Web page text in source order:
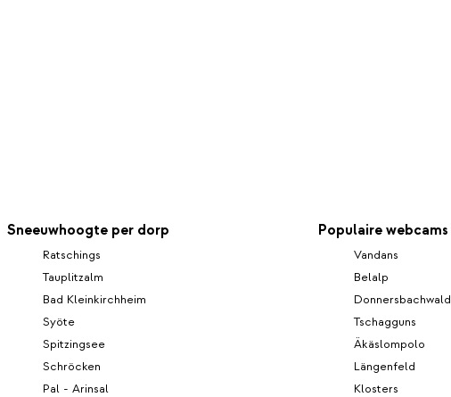
Sneeuwhoogte per dorp
Ratschings
Tauplitzalm
Bad Kleinkirchheim
Syöte
Spitzingsee
Schröcken
Pal - Arinsal
Populaire webcams
Vandans
Belalp
Donnersbachwald
Tschagguns
Äkäslompolo
Längenfeld
Klosters